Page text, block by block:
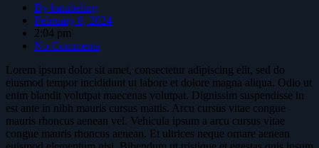
By batubeling
February 8, 2024
2:04 pm
No Comments
Lorem ipsum dolor sit amet, consectetur adipiscing elit, sed do
eiusmod tempor incididunt ut labore et dolore magna aliqua. Odio ut
enim blandit volutpat maecenas volutpat. Dignissim suspendisse in
est ante in nibh mauris cursus mattis. Arcu cursus vitae congue
mauris rhoncus aenean vel. Vehicula ipsum a arcu cursus vitae
congue mauris rhoncus aenean. Et ultrices neque ornare aenean